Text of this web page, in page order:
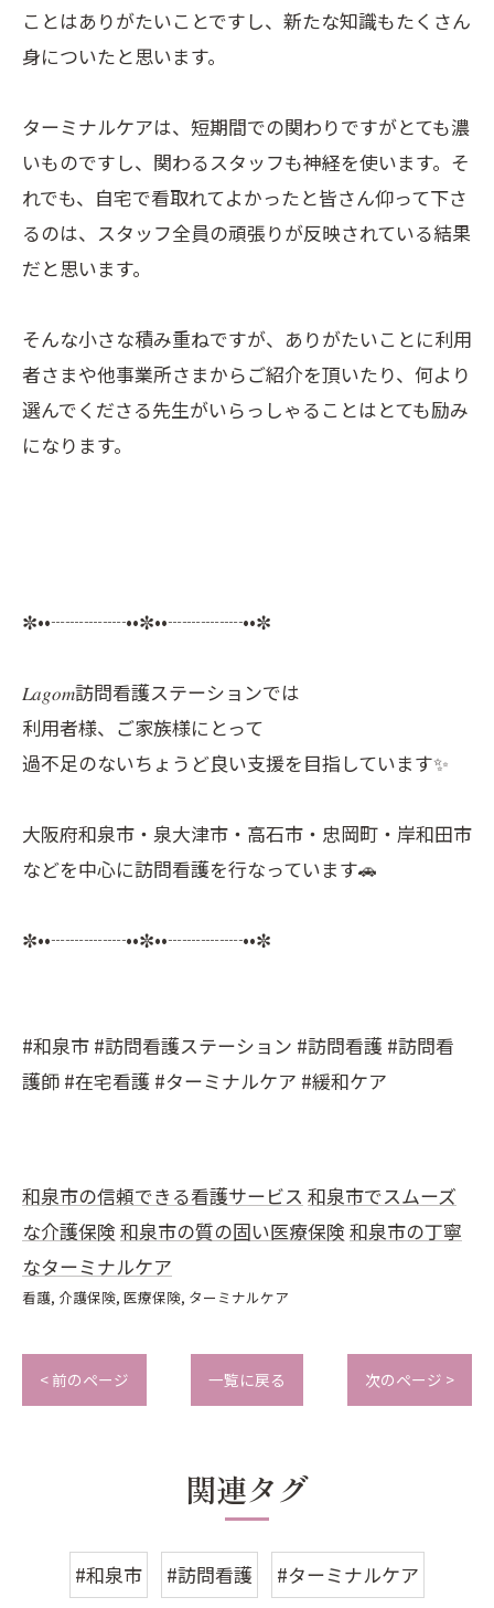
ことはありがたいことですし、新たな知識もたくさん
身についたと思います。
ターミナルケアは、短期間での関わりですがとても濃
いものですし、関わるスタッフも神経を使います。そ
れでも、自宅で看取れてよかったと皆さん仰って下さ
るのは、スタッフ全員の頑張りが反映されている結果
だと思います。
そんな小さな積み重ねですが、ありがたいことに利用
者さまや他事業所さまからご紹介を頂いたり、何より
選んでくださる先生がいらっしゃることはとても励み
になります。
✼••┈┈┈┈••✼••┈┈┈┈••✼
𝐿𝑎𝑔𝑜𝑚訪問看護ステーションでは
利用者様、ご家族様にとって
過不足のないちょうど良い支援を目指しています✨
大阪府和泉市・泉大津市・高石市・忠岡町・岸和田市
などを中心に訪問看護を行なっています🚗
✼••┈┈┈┈••✼••┈┈┈┈••✼
#和泉市 #訪問看護ステーション #訪問看護 #訪問看
護師 #在宅看護 #ターミナルケア #緩和ケア
和泉市の信頼できる看護サービス 和泉市でスムーズ
な介護保険 和泉市の質の固い医療保険 和泉市の丁寧
なターミナルケア
看護 介護保険 医療保険 ターミナルケア
< 前のページ 一覧に戻る 次のページ >
関連タグ
#和泉市 #訪問看護 #ターミナルケア